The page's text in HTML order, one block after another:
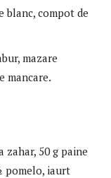
blanc, compot de
mazare
mancare.
zahar, 50 g paine
pomelo, iaurt